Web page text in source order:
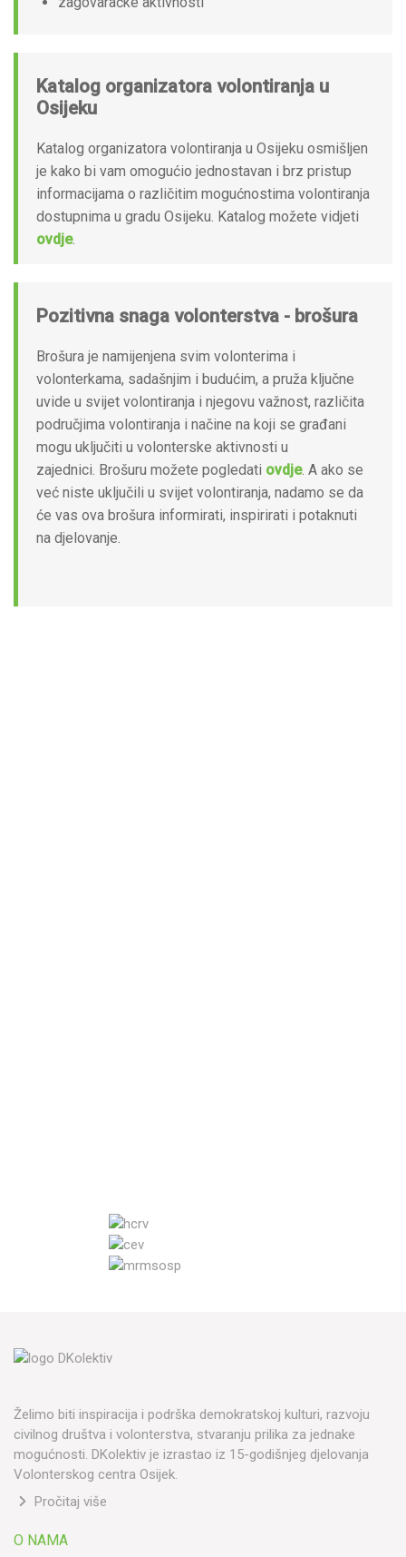
Katalog organizatora volontiranja u
Osijeku
Katalog organizatora volontiranja u Osijeku osmišljen
je kako bi vam omogućio jednostavan i brz pristup
informacijama o različitim mogućnostima volontiranja
dostupnima u gradu Osijeku. Katalog možete vidjeti
ovdje.
Pozitivna snaga volonterstva - brošura
Brošura je namijenjena svim volonterima i
volonterkama, sadašnjim i budućim, a pruža ključne
uvide u svijet volontiranja i njegovu važnost, različita
područjima volontiranja i načine na koji se građani
mogu uključiti u volonterske aktivnosti u
zajednici. Brošuru možete pogledati ovdje. A ako se
već niste uključili u svijet volontiranja, nadamo se da
će vas ova brošura informirati, inspirirati i potaknuti
na djelovanje.
Želimo biti inspiracija i podrška demokratskoj kulturi, razvoju
civilnog društva i volonterstva, stvaranju prilika za jednake
mogućnosti. DKolektiv je izrastao iz 15-godišnjeg djelovanja
Volonterskog centra Osijek.
Pročitaj više
O NAMA